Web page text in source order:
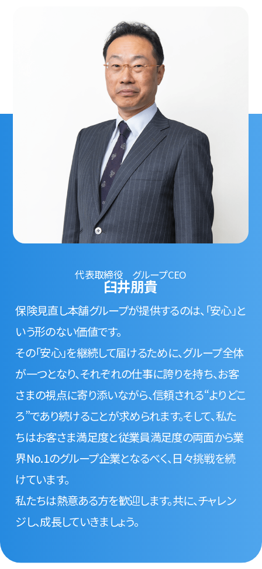
代表取締役 グループCEO
臼井朋貴
保険見直し本舗グループが提供するのは、「安心」と
いう形のない価値です。
その「安心」を継続して届けるために、グループ全体
が一つとなり、それぞれの仕事に誇りを持ち、お客
さまの視点に寄り添いながら、信頼される“よりどこ
ろ”であり続けることが求められます。そして、私た
ちはお客さま満足度と従業員満足度の両面から業
界No.1のグループ企業となるべく、日々挑戦を続
けています。
私たちは熱意ある方を歓迎します。共に、チャレン
ジし、成長していきましょう。